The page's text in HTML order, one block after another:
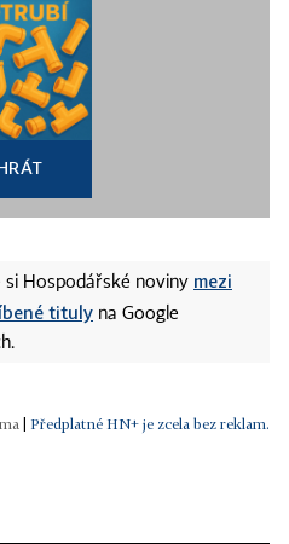
si Hospodářské noviny mezi
tituly na Google
Předplatné HN+ je zcela bez reklam.